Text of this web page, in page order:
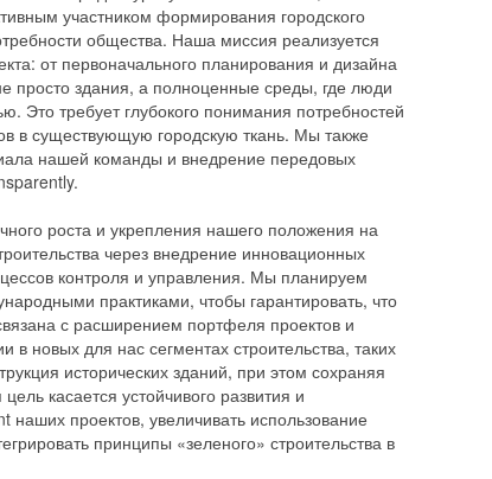
участником формирования городского
общества. Наша миссия реализуется
от первоначального планирования и дизайна
просто здания, а полноценные среды, где люди
Это требует глубокого понимания потребностей
в существующую городскую ткань. Мы также
нашей команды и внедрение передовых
роста и укрепления нашего положения на
через внедрение инновационных
контроля и управления. Мы планируем
практиками, чтобы гарантировать, что
с расширением портфеля проектов и
новых для нас сегментах строительства, таких
исторических зданий, при этом сохраняя
касается устойчивого развития и
наших проектов, увеличивать использование
принципы «зеленого» строительства в